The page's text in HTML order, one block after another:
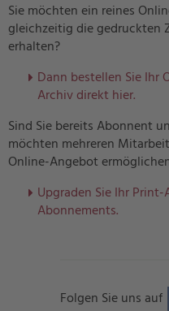
Sie möchten ein reines
gleichzeitig die gedruckten
erhalten?
Dann bestellen Sie Ihr
Archiv direkt hier.
Sind Sie bereits Abonnent
möchten mehreren
Online-Angebot
Upgraden Sie Ihr
Abonnements.
Folgen Sie uns auf